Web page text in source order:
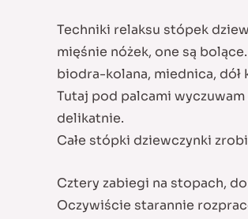
Techniki relaksu stópek
mięśnie nóżek, one są
biodra-kolana, miednica, dół
Tutaj pod palcami
delikatnie.
Całe stópki dziewczynki
Cztery zabiegi na stopach,
Oczywiście starannie